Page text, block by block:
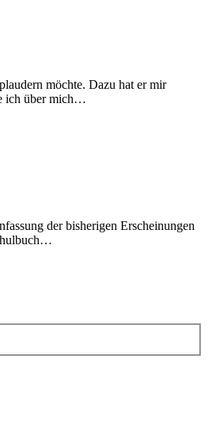
möchte. Dazu hat er mir
ich über mich…
der bisherigen Erscheinungen